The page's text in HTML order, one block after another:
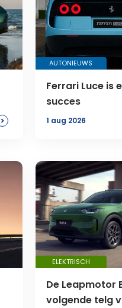
>
AUTONIEUWS
Ferrari Luce is
succes
1 aug 2026
ELEKTRISCH
De Leapmotor
volgende telg